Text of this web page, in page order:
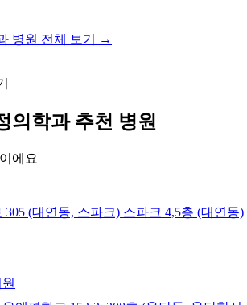
병원 전체 보기
→
의학과 추천 병원
에요
305 (대연동, 스파크) 스파크 4,5층 (대연동)